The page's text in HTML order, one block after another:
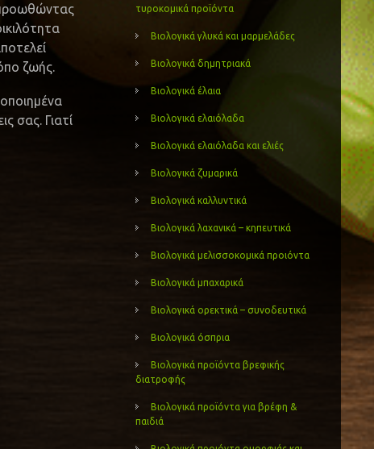
προωθώντας
ζωής.
σας. Γιατί
τυροκομικά προϊόντα
Βιολογικά γλυκά και μαρμελάδες
Βιολογικά δημητριακά
Βιολογικά έλαια
Βιολογικά ελαιόλαδα
Βιολογικά ελαιόλαδα και ελιές
Βιολογικά ζυμαρικά
Βιολογικά καλλυντικά
Βιολογικά λαχανικά – κηπευτικά
Βιολογικά μελισσοκομικά προιόντα
Βιολογικά μπαχαρικά
Βιολογικά ορεκτικά – συνοδευτικά
Βιολογικά όσπρια
Βιολογικά προϊόντα βρεφικής
διατροφής
Βιολογικά προϊόντα για βρέφη &
παιδιά